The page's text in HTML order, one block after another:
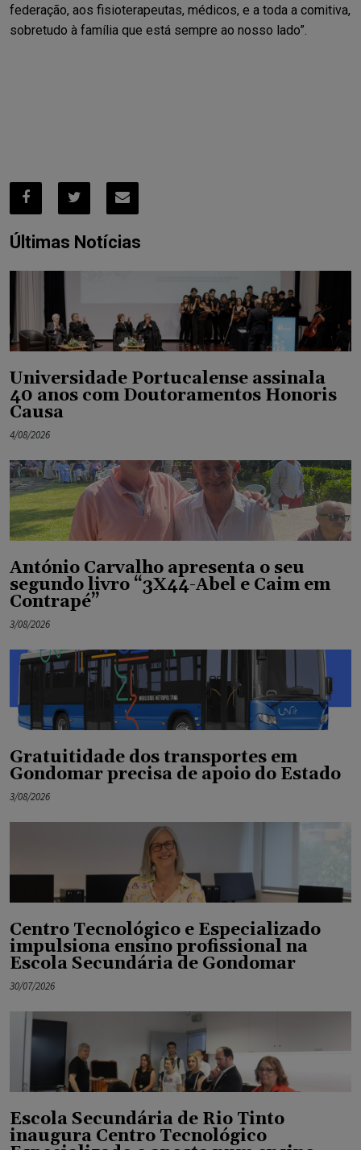
federação, aos fisioterapeutas, médicos, e a toda a comitiva,
sobretudo à família que está sempre ao nosso lado”.
Últimas Notícias
Universidade Portucalense assinala
40 anos com Doutoramentos Honoris
Causa
4/08/2026
António Carvalho apresenta o seu
segundo livro “3X44-Abel e Caim em
Contrapé”
3/08/2026
Gratuitidade dos transportes em
Gondomar precisa de apoio do Estado
3/08/2026
Centro Tecnológico e Especializado
impulsiona ensino profissional na
Escola Secundária de Gondomar
30/07/2026
Escola Secundária de Rio Tinto
inaugura Centro Tecnológico